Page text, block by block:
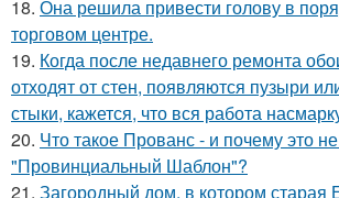
18. Она решила привести голову в
торговом центре.
19. Когда после недавнего ремонта
отходят от стен, появляются пузыри
стыки, кажется, что вся работа
20. Что такое Прованс - и почему это
"Провинциальный Шаблон"?
21. Загородный дом, в котором старая